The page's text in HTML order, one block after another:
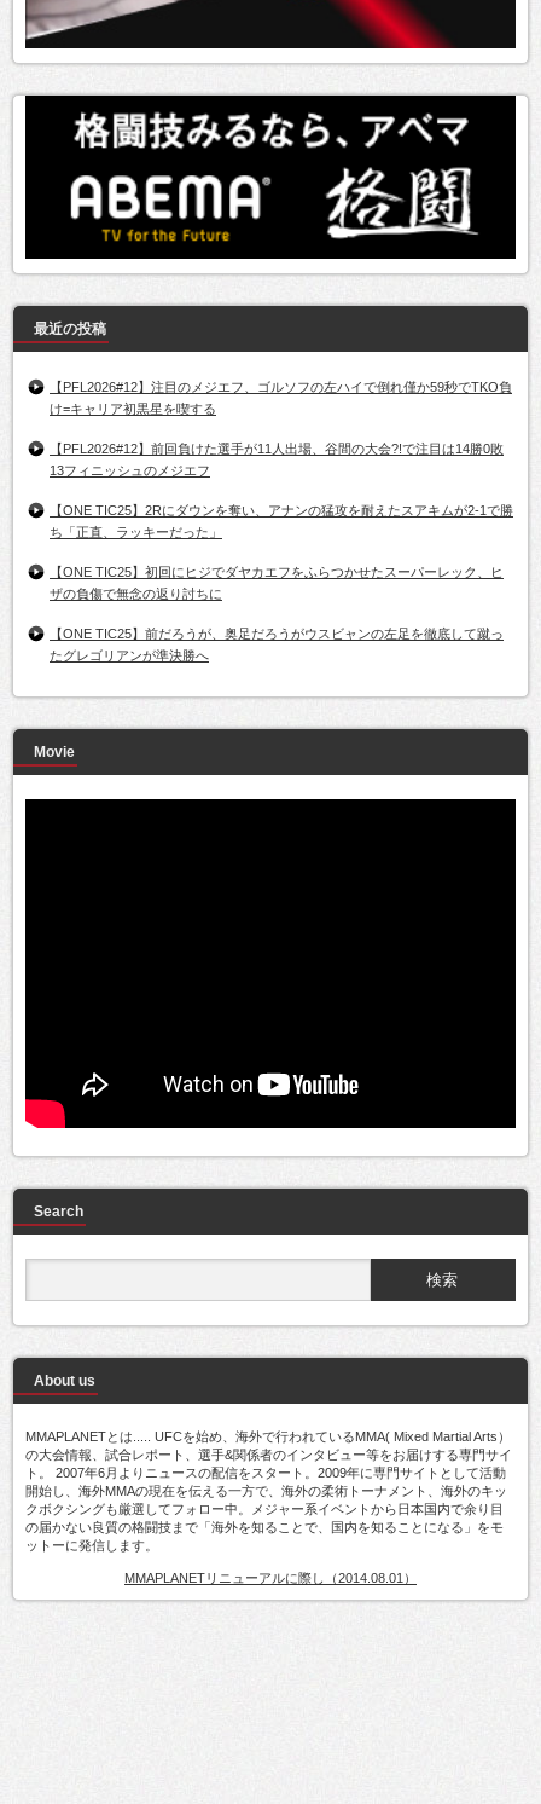
最近の投稿
【PFL2026#12】注目のメジエフ、ゴルソフの左ハイで倒れ僅か59秒でTKO負
け=キャリア初黒星を喫する
【PFL2026#12】前回負けた選手が11人出場、谷間の大会?!で注目は14勝0敗
13フィニッシュのメジエフ
【ONE TIC25】2Rにダウンを奪い、アナンの猛攻を耐えたスアキムが2-1で勝
ち「正直、ラッキーだった」
【ONE TIC25】初回にヒジでダヤカエフをふらつかせたスーパーレック、ヒ
ザの負傷で無念の返り討ちに
【ONE TIC25】前だろうが、奥足だろうがウスビャンの左足を徹底して蹴っ
たグレゴリアンが準決勝へ
Movie
Search
About us
MMAPLANETとは..... UFCを始め、海外で行われているMMA( Mixed Martial Arts）
の大会情報、試合レポート、選手&関係者のインタビュー等をお届けする専門サイ
ト。 2007年6月よりニュースの配信をスタート。2009年に専門サイトとして活動
開始し、海外MMAの現在を伝える一方で、海外の柔術トーナメント、海外のキッ
クボクシングも厳選してフォロー中。メジャー系イベントから日本国内で余り目
の届かない良質の格闘技まで「海外を知ることで、国内を知ることになる」をモ
ットーに発信します。
MMAPLANETリニューアルに際し（2014.08.01）